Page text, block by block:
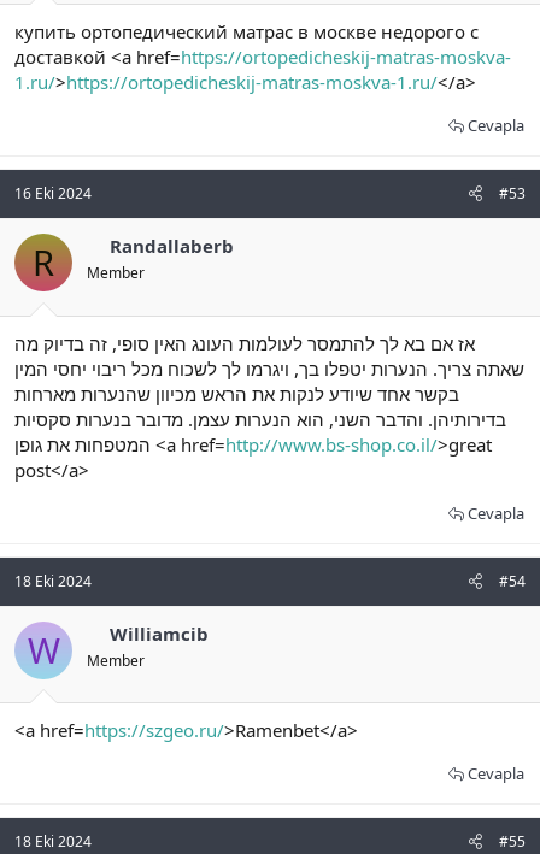
купить ортопедический матрас в москве недорого с
доставкой <a href=https://ortopedicheskij-matras-moskva-
1.ru/>https://ortopedicheskij-matras-moskva-1.ru/</a>
Cevapla
16 Eki 2024 #53
R Randallaberb
Member
אז אם בא לך להתמסר לעולמות העונג האין סופי, זה בדיוק מה
שאתה צריך. הנערות יטפלו בך, ויגרמו לך לשכוח מכל ריבוי יחסי המין
בקשר אחד שיודע לנקות את הראש מכיוון שהנערות מארחות
בדירותיהן. והדבר השני, הוא הנערות עצמן. מדובר בנערות סקסיות
המטפחות את גופן <a href=http://www.bs-shop.co.il/>great
post</a>
Cevapla
18 Eki 2024 #54
W Williamcib
Member
<a href=https://szgeo.ru/>Ramenbet</a>
Cevapla
18 Eki 2024 #55